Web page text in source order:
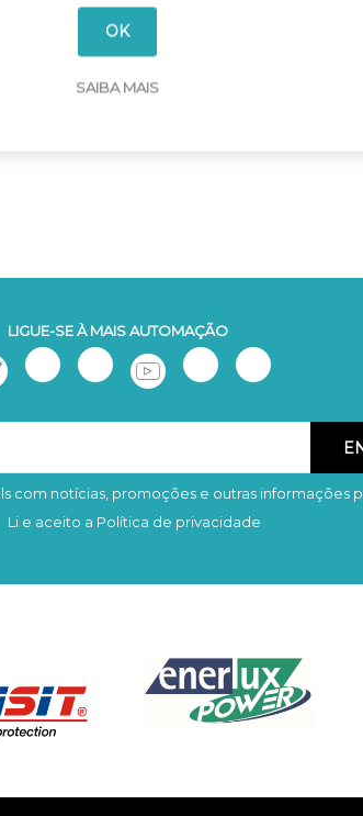
LIGUE-SE À MAIS AUTOMAÇÃO
Subscrever Remover
com notícias, promoções e outras informações
Li e aceito a Política de privacidade
OK
SAIBA MAIS